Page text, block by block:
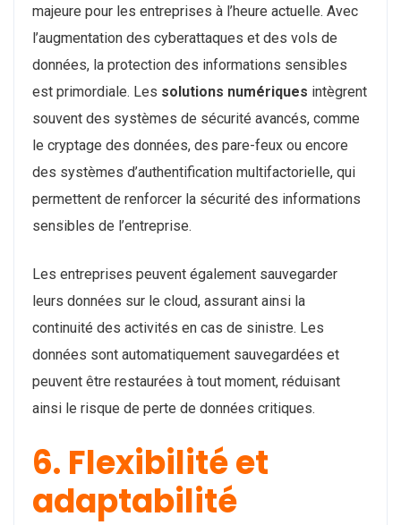
majeure pour les entreprises à l’heure actuelle. Avec
l’augmentation des cyberattaques et des vols de
données, la protection des informations sensibles
est primordiale. Les solutions numériques intègrent
souvent des systèmes de sécurité avancés, comme
le cryptage des données, des pare-feux ou encore
des systèmes d’authentification multifactorielle, qui
permettent de renforcer la sécurité des informations
sensibles de l’entreprise.
Les entreprises peuvent également sauvegarder
leurs données sur le cloud, assurant ainsi la
continuité des activités en cas de sinistre. Les
données sont automatiquement sauvegardées et
peuvent être restaurées à tout moment, réduisant
ainsi le risque de perte de données critiques.
6. Flexibilité et
adaptabilité